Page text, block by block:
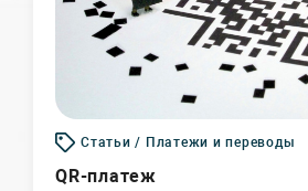
Статьи / Платежи и переводы
QR-платеж